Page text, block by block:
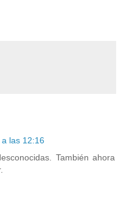
las 12:16
También ahora